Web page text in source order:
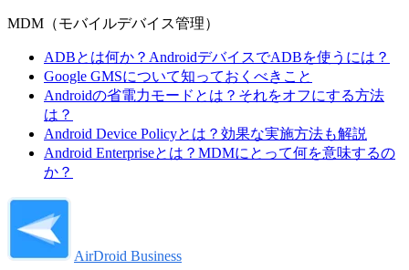
MDM（モバイルデバイス管理）
ADBとは何か？AndroidデバイスでADBを使うには？
Google GMSについて知っておくべきこと
Androidの省電力モードとは？それをオフにする方法
は？
Android Device Policyとは？効果な実施方法も解説
Android Enterpriseとは？MDMにとって何を意味するの
か？
AirDroid Business